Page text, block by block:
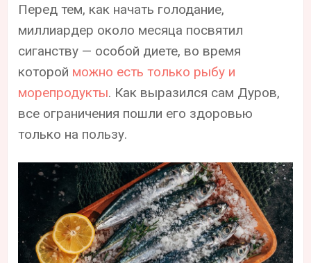
Перед тем, как начать голодание,
миллиардер около месяца посвятил
сиганству — особой диете, во время
которой можно есть только рыбу и
морепродукты. Как выразился сам Дуров,
все ограничения пошли его здоровью
только на пользу.